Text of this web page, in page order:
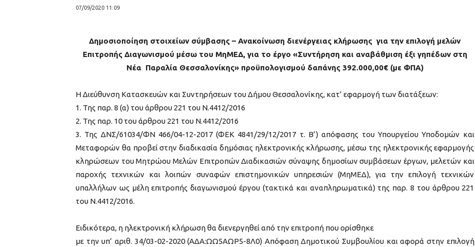
07/09/2020 11:09
Δημοσιοποίηση στοιχείων σύμβασης – Ανακοίνωση διενέργειας κλήρωσης για την επιλογή μελών
Επιτροπής Διαγωνισμού μέσω του ΜηΜΕΔ, για το έργο «Συντήρηση και αναβάθμιση έξι γηπέδων στη
Νέα Παραλία Θεσσαλονίκης» προϋπολογισμού δαπάνης 392.000,00€ (με ΦΠΑ)
Η Διεύθυνση Κατασκευών και Συντηρήσεων του Δήμου Θεσσαλονίκης, κατ’ εφαρμογή των διατάξεων:
1. Της παρ. 8 (α) του άρθρου 221 του Ν.4412/2016
2. Της παρ. 10 του άρθρου 221 του Ν.4412/2016
3. Της ΔΝΣ/61034/ΦΝ 466/04-12-2017 (ΦΕΚ 4841/29/12/2017 τ. Β’) απόφασης του Υπουργείου Υποδομών και
Μεταφορών θα προβεί στην διαδικασία δημόσιας ηλεκτρονικής κλήρωσης, μέσω της ηλεκτρονικής εφαρμογής
κληρώσεων του Μητρώου Μελών Επιτροπών Διαδικασιών σύναψης δημοσίων συμβάσεων έργων, μελετών και
παροχής τεχνικών και λοιπών συναφών επιστημονικών υπηρεσιών (ΜηΜΕΔ), για την επιλογή τεχνικών
υπαλλήλων ως μέλη επιτροπής διαγωνισμού έργου (τακτικά και αναπληρωματικά) της παρ. 8 του άρθρου 221
του Ν.4412/2016.
Ειδικότερα, η ηλεκτρονική κλήρωση θα διενεργηθεί από την επιτροπή που ορίσθηκε
με την υπ’ αριθ. 34/03-02-2020 (ΑΔΑ:ΩΩ5ΑΩΡ5-8Λ0) Απόφαση Δημοτικού Συμβουλίου και αφορά στην επιλογή